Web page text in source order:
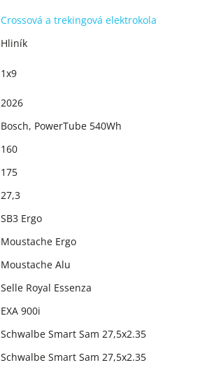
Crossová a trekingová elektrokola
Hliník
1x9
2026
Bosch, PowerTube 540Wh
160
175
27,3
SB3 Ergo
Moustache Ergo
Moustache Alu
Selle Royal Essenza
EXA 900i
Schwalbe Smart Sam 27,5x2.35
Schwalbe Smart Sam 27,5x2.35